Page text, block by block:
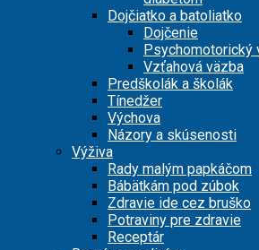
Dojčiatko a batoliatko
Dojčenie
Psychomotorický
Vzťahová väzba
Predškolák a školák
Tínedžer
Výchova
Názory a skúsenosti
Výživa
Rady malým papkáčom
Bábätkám pod zúbok
Zdravie ide cez bruško
Potraviny pre zdravie
Receptár